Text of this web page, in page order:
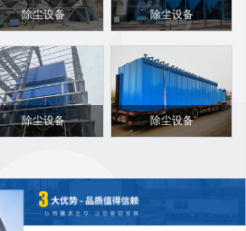
除尘设备 除尘设备
除尘设备 除尘设备